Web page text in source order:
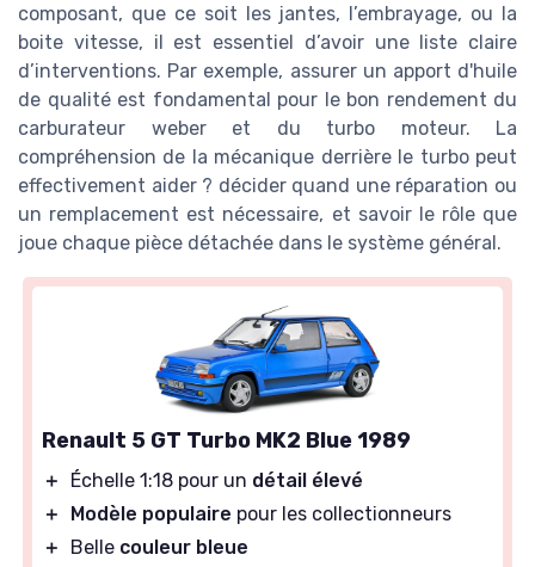
composant, que ce soit les jantes, l’embrayage, ou la
boite vitesse, il est essentiel d’avoir une liste claire
d’interventions. Par exemple, assurer un apport d'huile
de qualité est fondamental pour le bon rendement du
carburateur weber et du turbo moteur. La
compréhension de la mécanique derrière le turbo peut
effectivement aider ? décider quand une réparation ou
un remplacement est nécessaire, et savoir le rôle que
joue chaque pièce détachée dans le système général.
Renault 5 GT Turbo MK2 Blue 1989
＋ Échelle 1:18 pour un détail élevé
＋
Modèle populaire pour les collectionneurs
＋
Belle couleur bleue